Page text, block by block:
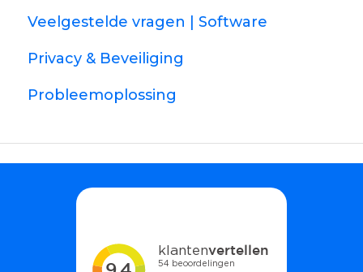
Veelgestelde vragen | Software
Privacy & Beveiliging
Probleemoplossing